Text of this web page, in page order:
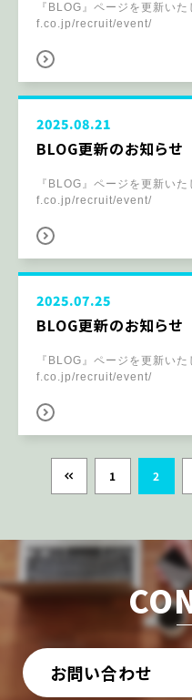
『BLOG』ページを更新い
f.co.jp/recruit/event/
2025.08.21
BLOG更新のお知らせ
『BLOG』ページを更新い
f.co.jp/recruit/event/
2025.07.25
BLOG更新のお知らせ
『BLOG』ページを更新い
f.co.jp/recruit/event/
1 2
お問い合わせ